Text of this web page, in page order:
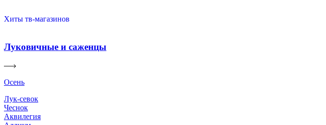
Хиты тв-магазинов
Луковичные и саженцы
Осень
Лук-севок
Чеснок
Аквилегия